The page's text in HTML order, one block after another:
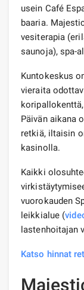
usein Café
baaria.
vesiterapia
saunoja), spa-
Kuntokeskus
vieraita
Päivän aikana
retkiä, iltaisin
kasinolla.
Kaikki
vuorokauden
leikkialue (
lastenhoitajan
Katso hinnat